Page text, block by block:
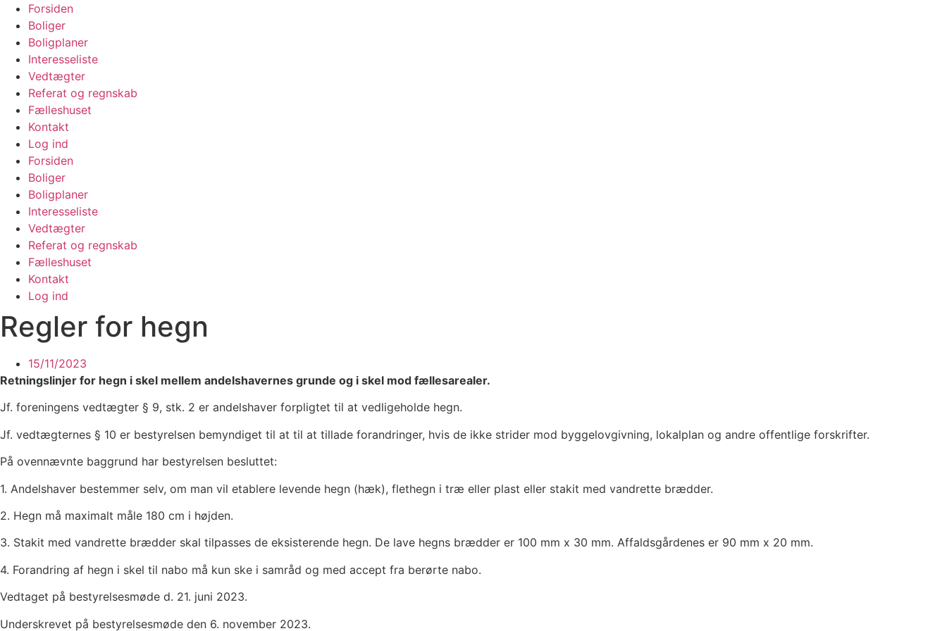
Videre
indhold
Forsiden
Boliger
Boligplaner
Interesseliste
Vedtægter
Referat og regnskab
Fælleshuset
Kontakt
Log ind
Forsiden
Boliger
Boligplaner
Interesseliste
Vedtægter
Referat og regnskab
Fælleshuset
Kontakt
Log ind
Regler for hegn
15/11/2023
Retningslinjer for hegn i skel mellem andelshavernes grunde og i skel mod fællesarealer.
Jf. foreningens vedtægter § 9, stk. 2 er andelshaver forpligtet til at vedligeholde hegn.
Jf. vedtægternes § 10 er bestyrelsen bemyndiget til at til at tillade forandringer, hvis de ikke strider mod byggelovgivning, lokalplan og andre offentlige forskrifter.
På ovennævnte baggrund har bestyrelsen besluttet:
1. Andelshaver bestemmer selv, om man vil etablere levende hegn (hæk), flethegn i træ eller plast eller stakit med vandrette brædder.
2. Hegn må maximalt måle 180 cm i højden.
3. Stakit med vandrette brædder skal tilpasses de eksisterende hegn. De lave hegns brædder er 100 mm x 30 mm. Affaldsgårdenes er 90 mm x 20 mm.
4. Forandring af hegn i skel til nabo må kun ske i samråd og med accept fra berørte nabo.
Vedtaget på bestyrelsesmøde d. 21. juni 2023.
Underskrevet på bestyrelsesmøde den 6. november 2023.